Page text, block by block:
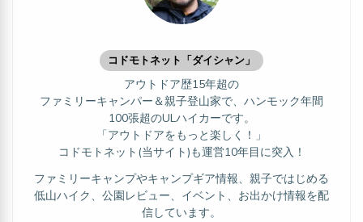
コドモトネット「ダイシャン」
アウトドア歴15年超の
ファミリーキャンパー＆親子登山家で、ハンモック年間
100張超のULハイカーです。
「アウトドアをもっと楽しく！」
コドモトネット(当サイト)も運営10年目に突入！
ファミリーキャンプやキャンプギア情報、親子ではじめる
低山ハイク、公園レビュー、イベント、お出かけ情報を配
信しています。